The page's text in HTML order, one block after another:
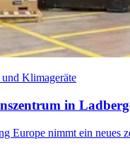
Klimageräte
in
Europe nimmt ein neues